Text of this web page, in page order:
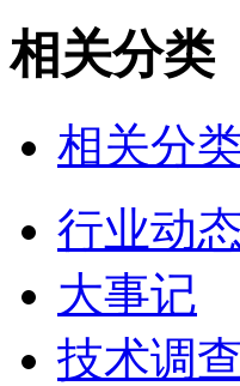
相关分类
相关分
行业动
大事记
技术调